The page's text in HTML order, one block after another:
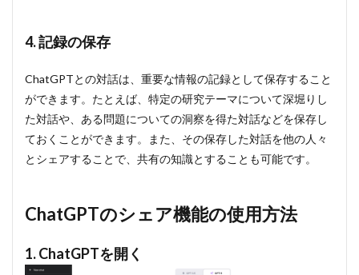
4. 記録の保存
ChatGPTとの対話は、重要な情報の記録として保存すること
ができます。たとえば、特定の研究テーマについて深堀りし
た対話や、ある問題についての洞察を得た対話などを保存し
ておくことができます。また、その保存した対話を他の人々
とシェアすることで、共有の知識とすることも可能です。
ChatGPTのシェア機能の使用方法
1. ChatGPTを開く